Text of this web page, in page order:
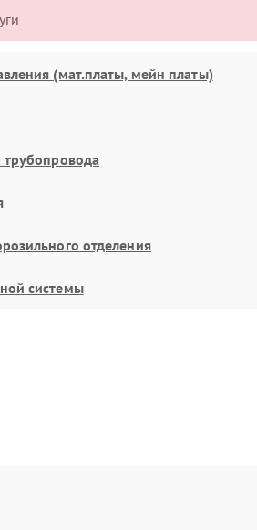
(мат.платы, мейн платы)
трубопровода
отделения
системы